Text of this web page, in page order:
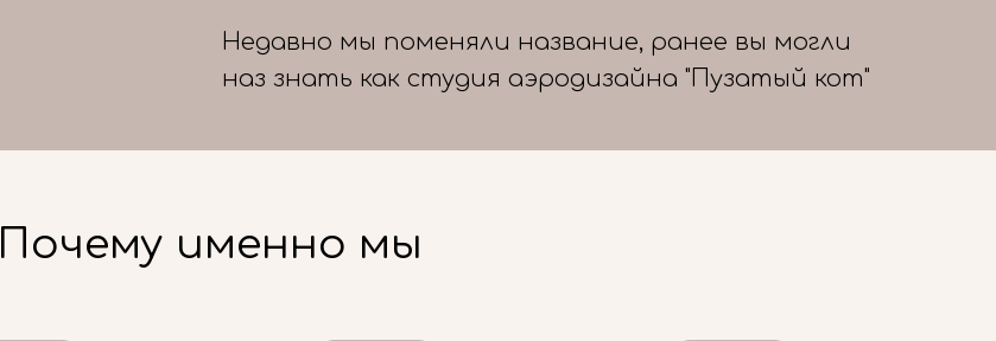
Недавно мы поменяли название, ранее вы могли
наз знать как студия аэродизайна "Пузатый кот"
Почему именно мы